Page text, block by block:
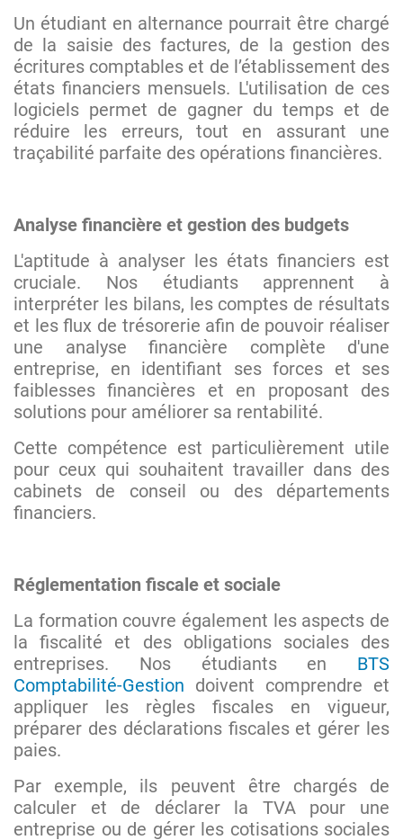
Un étudiant en alternance pourrait être chargé
de la saisie des factures, de la gestion des
écritures comptables et de l’établissement des
états financiers mensuels. L'utilisation de ces
logiciels permet de gagner du temps et de
réduire les erreurs, tout en assurant une
traçabilité parfaite des opérations financières.
Analyse financière et gestion des budgets
L'aptitude à analyser les états financiers est
cruciale. Nos étudiants apprennent à
interpréter les bilans, les comptes de résultats
et les flux de trésorerie afin de pouvoir réaliser
une analyse financière complète d'une
entreprise, en identifiant ses forces et ses
faiblesses financières et en proposant des
solutions pour améliorer sa rentabilité.
Cette compétence est particulièrement utile
pour ceux qui souhaitent travailler dans des
cabinets de conseil ou des départements
financiers.
Réglementation fiscale et sociale
La formation couvre également les aspects de
la fiscalité et des obligations sociales des
entreprises. Nos étudiants en BTS
Comptabilité-Gestion doivent comprendre et
appliquer les règles fiscales en vigueur,
préparer des déclarations fiscales et gérer les
paies.
Par exemple, ils peuvent être chargés de
calculer et de déclarer la TVA pour une
entreprise ou de gérer les cotisations sociales